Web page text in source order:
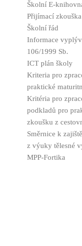
Školní E-
Přijímací
Školní řád
Informace
106/1999 Sb.
ICT plán školy
Kriteria pro
praktické
Kritéria pro
podkladů pro
zkoušku z
Směrnice k
z výuky tělesné
MPP-Fortika